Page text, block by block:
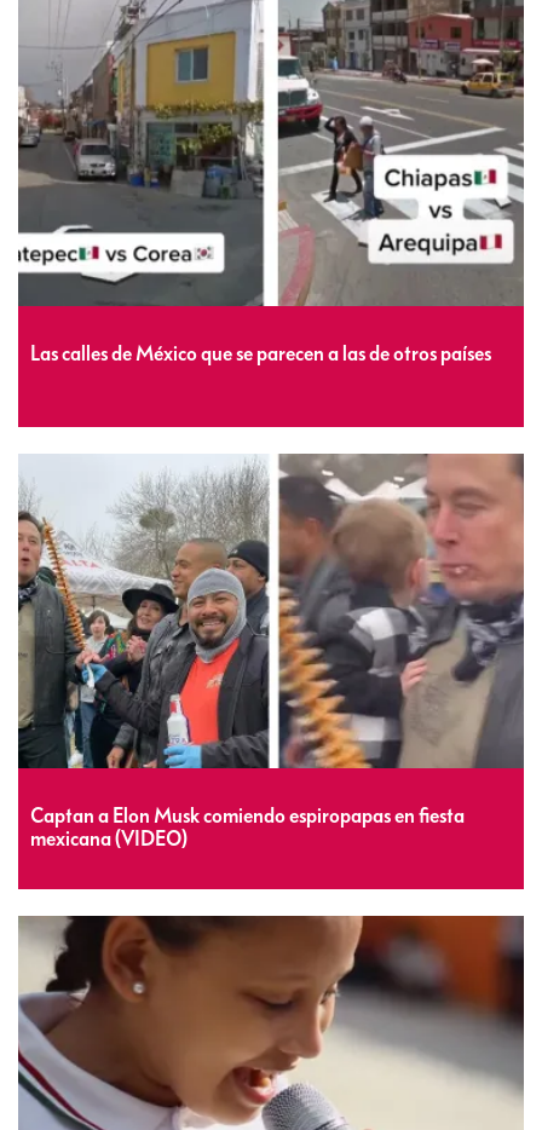
Las calles de México que se parecen a las de otros países
Captan a Elon Musk comiendo espiropapas en fiesta
mexicana (VIDEO)